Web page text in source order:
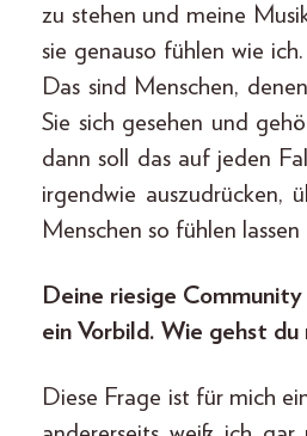
zu stehen und meine
sie genauso fühlen wie
Das sind Menschen,
Sie sich gesehen und
dann soll das auf jeden
irgendwie auszudrücken,
Menschen so fühlen
Deine riesige
ein Vorbild. Wie gehst
Diese Frage ist für mich